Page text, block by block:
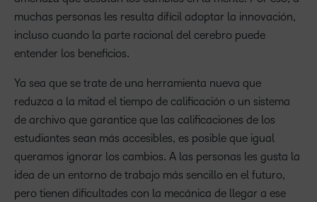
muchas personas les resulta difícil adoptar la innovación,
incluso cuando la parte racional del cerebro puede
entender los beneficios.
Ya sea que se trate de una herramienta nueva que
reduzca a la mitad el tiempo de calificación o un sistema
de archivo que garantice que las calificaciones de los
estudiantes sean más accesibles, es posible que igual
queramos ignorar los cambios. A las personas les gusta la
idea de un entorno de trabajo más sencillo en el futuro,
pero tienen dificultades con la mecánica de llegar a ese